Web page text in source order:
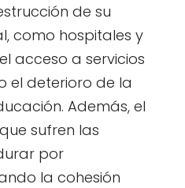
de su
como hospitales y
acceso a servicios
el deterioro de la
Además, el
sufren las
por
la cohesión